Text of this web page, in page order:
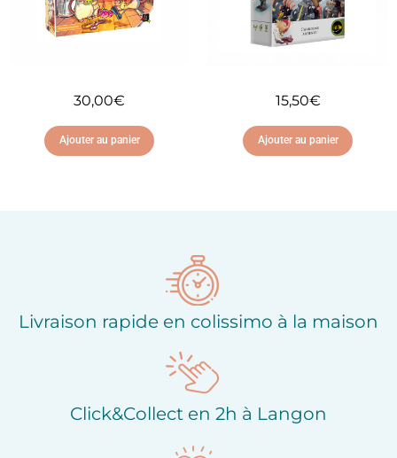
30,00€
Ajouter au panier
15,50€
Ajouter au panier
Livraison rapide en colissimo à la maison
Click&Collect en 2h à Langon